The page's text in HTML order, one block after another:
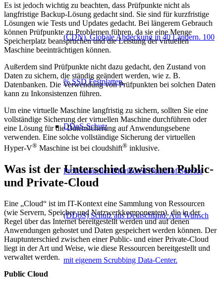
(CDN). Globale Abdeckung in 40 Ländern. 100
% SSD Festplatten.
DDoS-Schutz
Professioneller Distributed Denial of Service
(DDoS) Schutz aus Deutschland. Auf Wunsch
mit eigenem Scrubbing Data-Center.
Es ist jedoch wichtig zu beachten, dass Prüfpunkte nicht als
langfristige Backup-Lösung gedacht sind. Sie sind für kurzfristige
Lösungen wie Tests und Updates gedacht. Bei längerem Gebrauch
können Prüfpunkte zu Problemen führen, da sie eine Menge
Speicherplatz beanspruchen und die Leistung der virtuellen
Maschine beeinträchtigen können.
Außerdem sind Prüfpunkte nicht dazu gedacht, den Zustand von
Daten zu sichern, die ständig geändert werden, wie z. B.
Datenbanken. Die Verwendung von Prüfpunkten bei solchen Daten
kann zu Inkonsistenzen führen.
Um eine virtuelle Maschine langfristig zu sichern, sollten Sie eine
vollständige Sicherung der virtuellen Maschine durchführen oder
eine Lösung für die Datensicherung auf Anwendungsebene
verwenden. Eine solche vollständige Sicherung der virtuellen
Hyper-V® Maschine ist bei cloudshift® inklusive.
Was ist der Unterschied zwischen Public-
und Private-Cloud
Eine „Cloud“ ist im IT-Kontext eine Sammlung von Ressourcen
(wie Servern, Speicher und Netzwerkkomponenten), die in der
Regel über das Internet bereitgestellt werden und auf denen
Anwendungen gehostet und Daten gespeichert werden können. Der
Hauptunterschied zwischen einer Public- und einer Private-Cloud
liegt in der Art und Weise, wie diese Ressourcen bereitgestellt und
verwaltet werden.
Public Cloud